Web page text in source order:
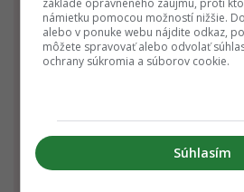
základe oprávneného záujmu, proti
námietku pomocou možností nižšie.
alebo v ponuke webu nájdite odkaz,
môžete spravovať alebo odvolať
ochrany súkromia a súborov cookie.
Súhlasím